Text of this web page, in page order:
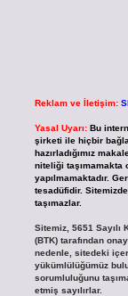
Reklam ve İletişim:
Yasal Uyarı: Bu
şirketi ile hiçbir
hazırladığımız
niteliği taşımamakta
yapılmamaktadır.
tesadüfidir.
taşımazlar.
Sitemiz, 5651
(BTK) tarafından
nedenle, sitedeki
yükümlülüğümüz
sorumluluğunu
etmiş sayılırlar.